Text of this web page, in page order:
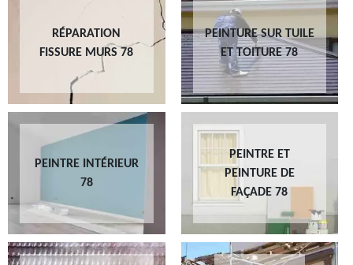
RÉPARATION
FISSURE MURS 78
PEINTURE SUR TUILE
ET TOITURE 78
PEINTRE INTÉRIEUR
78
PEINTRE ET
PEINTURE DE
FAÇADE 78